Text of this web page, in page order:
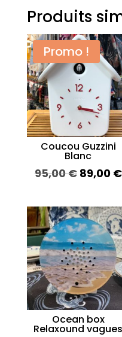
Produits
Promo !
Coucou Guzzini
Blanc
95,00€ Le
initial
était :
95,00
89,00 €
Ocean box
Relaxound vagues